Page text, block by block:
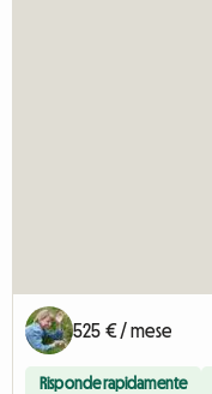
525 € / mese
Risponde rapidamente